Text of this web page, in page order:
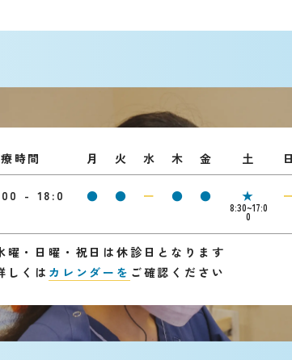
時間 月 火 水 木 金 土 日
- 18:0
● ● ー ● ● ★
8:30~17:0
0
曜・日曜・祝日は休診日となります
しくは カレンダーを ご確認ください